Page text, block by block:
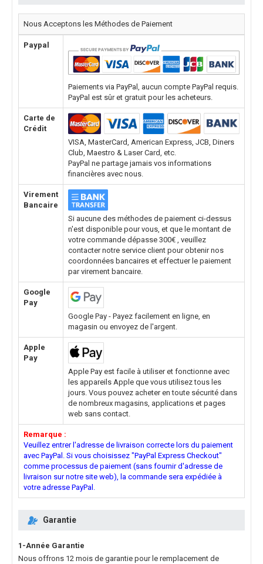
Nous Acceptons les Méthodes de Paiement
Paypal
Paiements via PayPal, aucun compte PayPal requis.
PayPal est sûr et gratuit pour les acheteurs.
Carte de
Crédit
VISA, MasterCard, American Express, JCB, Diners
Club, Maestro & Laser Card, etc.
PayPal ne partage jamais vos informations
financières avec nous.
Virement
Bancaire
Si aucune des méthodes de paiement ci-dessus
n'est disponible pour vous, et que le montant de
votre commande dépasse 300€ , veuillez
contacter notre service client pour obtenir nos
coordonnées bancaires et effectuer le paiement
par virement bancaire.
Google
Pay
Google Pay - Payez facilement en ligne, en
magasin ou envoyez de l'argent.
Apple
Pay
Apple Pay est facile à utiliser et fonctionne avec
les appareils Apple que vous utilisez tous les
jours. Vous pouvez acheter en toute sécurité dans
de nombreux magasins, applications et pages
web sans contact.
Remarque :
Veuillez entrer l'adresse de livraison correcte lors du paiement
avec PayPal. Si vous choisissez "PayPal Express Checkout"
comme processus de paiement (sans fournir d'adresse de
livraison sur notre site web), la commande sera expédiée à
votre adresse PayPal.
Garantie
1-Année Garantie
Nous offrons 12 mois de garantie pour le remplacement de